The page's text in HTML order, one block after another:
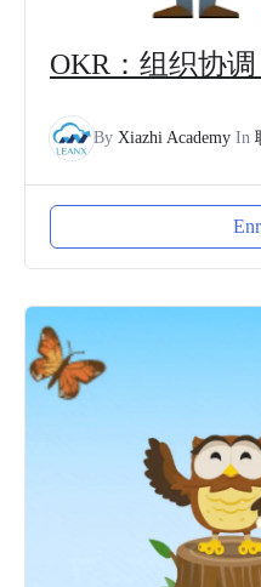
OKR：组织协调
By Xiazhi Academy In